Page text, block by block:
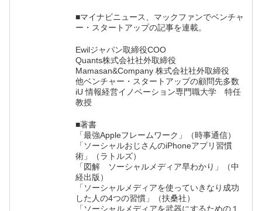
■マイナビニュース、マックファンでベンチャ
ー・スタートアップの記事を連載。
Ewilジャパン取締役COO
Quants株式会社社外取締役
Mamasan&Company 株式会社社外取締役
他ベンチャー・スタートアップの顧問先多数
iU 情報経営イノベーション専門職大学 特任
教授
■著書
「最強Appleフレームワーク」（時事通信）
「ソーシャルおじさんのiPhoneアプリ習慣
術」（ラトルズ）
「図解 ソーシャルメディア早わかり」（中
経出版）
「ソーシャルメディアを使っていきなり成功
した人の4つの習慣」（扶桑社）
「ソーシャルメディアを武器にするための１